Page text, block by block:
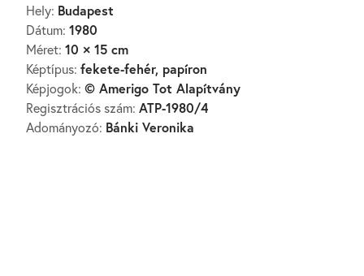
Hely: Budapest
Dátum: 1980
Méret: 10 × 15 cm
Képtípus: fekete-fehér, papíron
Képjogok: © Amerigo Tot Alapítvány
Regisztrációs szám: ATP-1980/4
Adományozó: Bánki Veronika